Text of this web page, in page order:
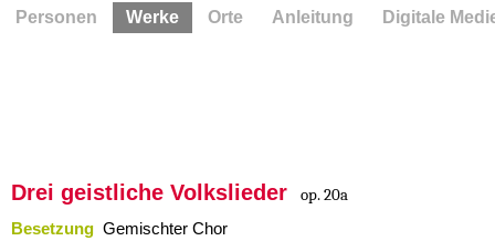
Drei geistliche Volkslieder op. 20a
Besetzung Gemischter Chor
Personen Werke Orte Anleitung Digitale